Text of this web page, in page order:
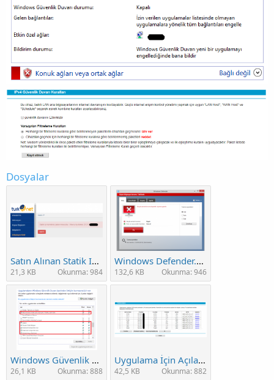
Dosyalar
Satın Alınan Statik IP.PNG
21,3 KB Okunma: 984
Windows Defender.PNG
132,6 KB Okunma: 946
Windows Güvenlik Duvarı.PNG
26,1 KB Okunma: 888
Uygulama İçin Açılan Portlar.png
42,5 KB Okunma: 882